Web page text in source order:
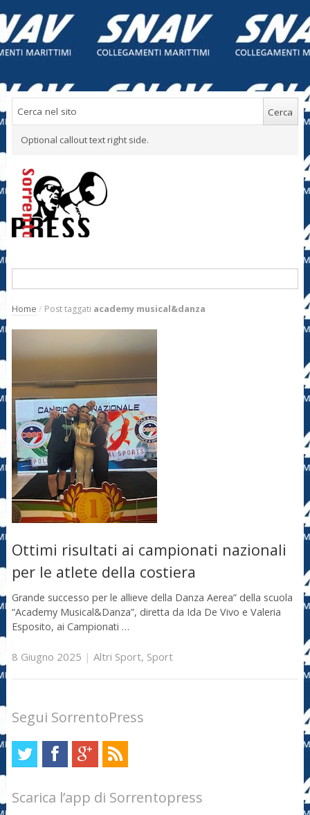
Optional callout text right side.
Home / Post taggati academy musical&danza
Ottimi risultati ai campionati nazionali
per le atlete della costiera
Grande successo per le allieve della Danza Aerea” della scuola
“Academy Musical&Danza”, diretta da Ida De Vivo e Valeria
Esposito, ai Campionati …
8 Giugno 2025 | Altri Sport, Sport
Segui SorrentoPress
Scarica l’app di Sorrentopress